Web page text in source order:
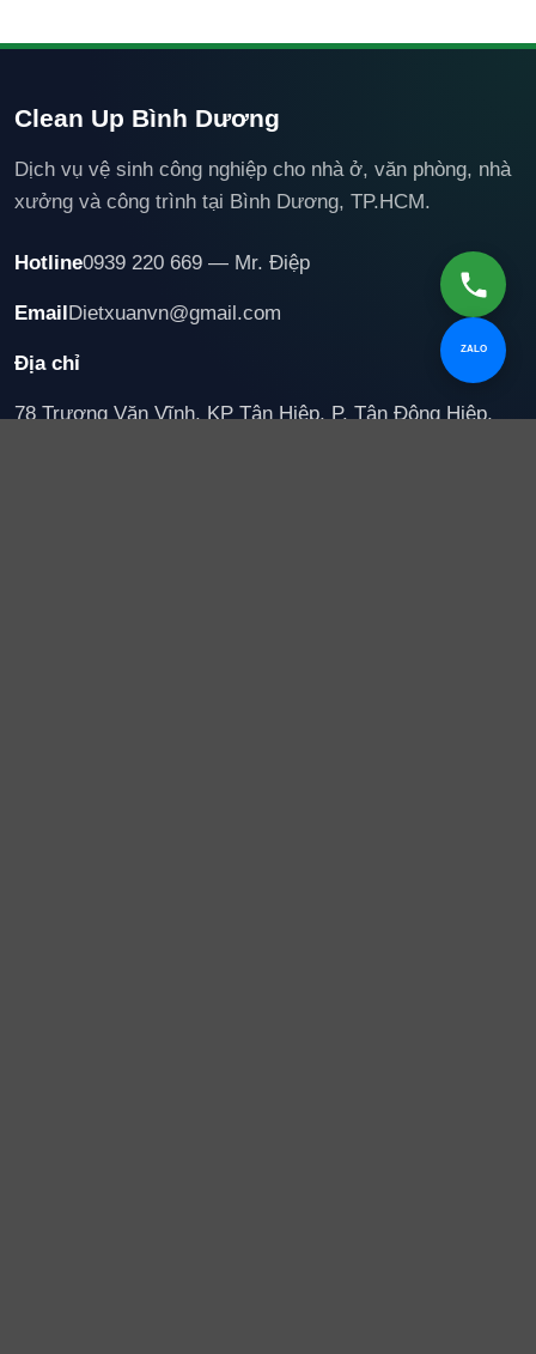
Clean Up Bình Dương
Dịch vụ vệ sinh công nghiệp cho nhà ở, văn phòng, nhà
xưởng và công trình tại Bình Dương, TP.HCM.
Hotline0939 220 669 — Mr. Điệp
EmailDietxuanvn@gmail.com
Địa chỉ
78 Trương Văn Vĩnh, KP Tân Hiệp, P. Tân Đông Hiệp,
ZALO